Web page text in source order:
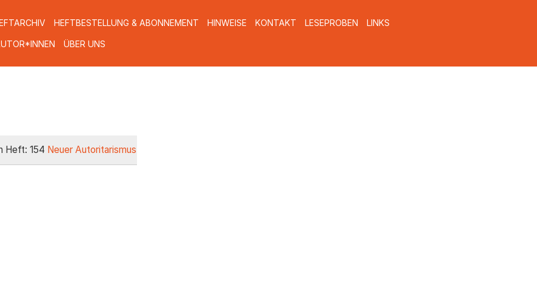
HEFTBESTELLUNG & ABONNEMENT HINWEISE KONTAKT LESEPROBEN LINKS
ÜBER UNS
Heft: 154 Neuer Autoritarismus